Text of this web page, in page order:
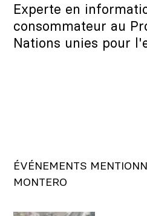
Experte en
consommateur au
Nations unies pour
ÉVÉNEMENTS
MONTERO